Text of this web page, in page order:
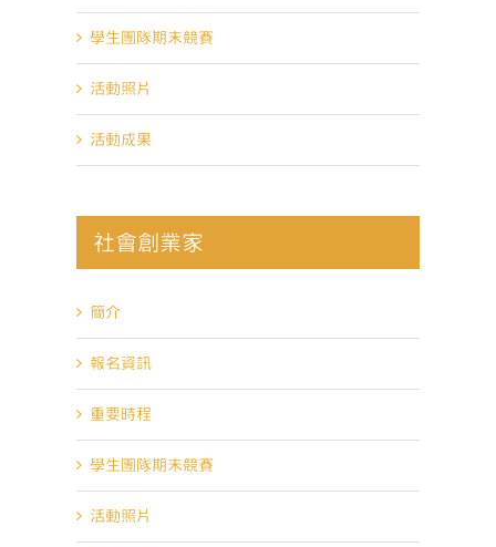
學生團隊期末競賽
活動照片
活動成果
社會創業家
簡介
報名資訊
重要時程
學生團隊期末競賽
活動照片